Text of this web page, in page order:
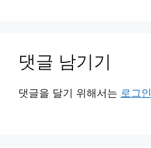
댓글 남기기
댓글을 달기 위해서는 로그인